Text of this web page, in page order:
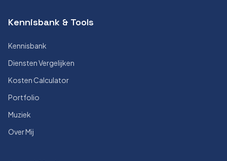
Kennisbank & Tools
Kennisbank
Diensten Vergelijken
Kosten Calculator
Portfolio
Muziek
Over Mij